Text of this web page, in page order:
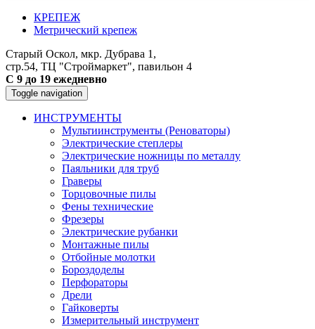
КРЕПЕЖ
Метрический крепеж
Старый Оскол, мкр. Дубрава 1,
стр.54, ТЦ "Строймаркет", павильон 4
С 9 до 19 ежедневно
Toggle navigation
ИНСТРУМЕНТЫ
Мультиинструменты (Реноваторы)
Электрические степлеры
Электрические ножницы по металлу
Паяльники для труб
Граверы
Торцовочные пилы
Фены технические
Фрезеры
Электрические рубанки
Монтажные пилы
Отбойные молотки
Бороздоделы
Перфораторы
Дрели
Гайковерты
Измерительный инструмент